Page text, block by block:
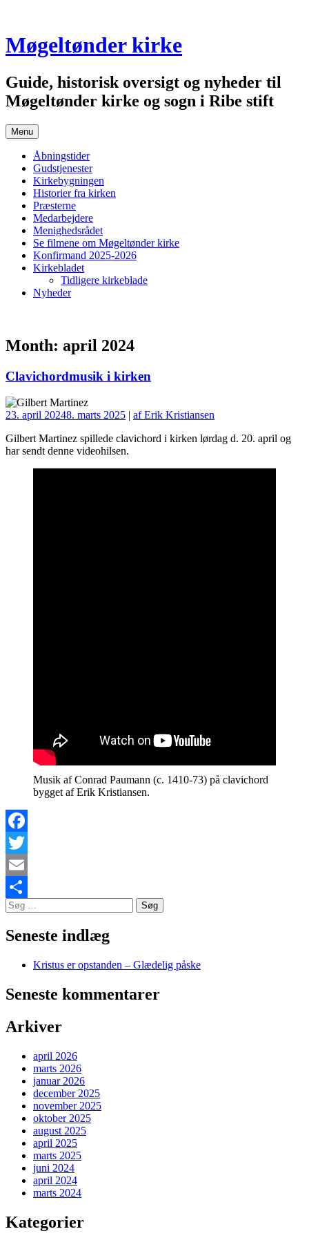
content
Møgeltønder kirke
Guide, historisk oversigt og nyheder til
Møgeltønder kirke og sogn i Ribe stift
Menu
Åbningstider
Gudstjenester
Kirkebygningen
Historier fra kirken
Præsterne
Medarbejdere
Menighedsrådet
Se filmene om Møgeltønder kirke
Konfirmand 2025-2026
Kirkebladet
Tidligere kirkeblade
Nyheder
Month: april 2024
Clavichordmusik i kirken
23. april 20248. marts 2025 | af Erik Kristiansen
Gilbert Martinez spillede clavichord i kirken lørdag d. 20. april og
har sendt denne videohilsen.
Musik af Conrad Paumann (c. 1410-73) på clavichord
bygget af Erik Kristiansen.
Facebook
Twitter
Email
Del
Søg
efter:
Seneste indlæg
Kristus er opstanden – Glædelig påske
Seneste kommentarer
Arkiver
april 2026
marts 2026
januar 2026
december 2025
november 2025
oktober 2025
august 2025
april 2025
marts 2025
juni 2024
april 2024
marts 2024
Kategorier